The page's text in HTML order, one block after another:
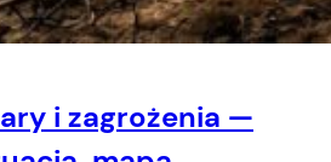
i zagrożenia —